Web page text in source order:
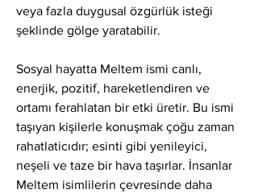
veya fazla duygusal özgürlük isteği
şeklinde gölge yaratabilir.
Sosyal hayatta Meltem ismi canlı,
enerjik, pozitif, hareketlendiren ve
ortamı ferahlatan bir etki üretir. Bu ismi
taşıyan kişilerle konuşmak çoğu zaman
rahatlaticıdır; esinti gibi yenileyici,
neşeli ve taze bir hava taşırlar. İnsanlar
Meltem isimlilerin çevresinde daha